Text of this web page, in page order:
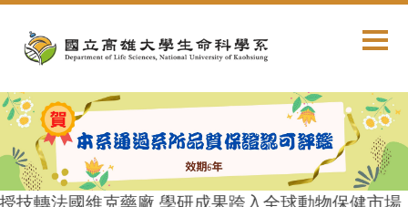
內
容
技轉法國維克藥廠 學研成果跨入全球動物保健市場